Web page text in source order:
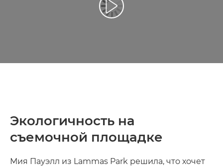
Воспроизведение видео
Экологичность на
съемочной площадке
Мия Пауэлл из Lammas Park решила, что хочет